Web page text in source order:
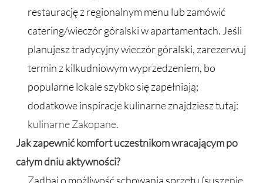
restaurację z regionalnym menu lub zamówić
catering/wieczór góralski w apartamentach. Jeśli
planujesz tradycyjny wieczór góralski, zarezerwuj
termin z kilkudniowym wyprzedzeniem, bo
popularne lokale szybko się zapełniają;
dodatkowe inspiracje kulinarne znajdziesz tutaj:
kulinarne Zakopane.
Jak zapewnić komfort uczestnikom wracającym po
całym dniu aktywności?
Zadbaj o możliwość schowania sprzętu (suszenie